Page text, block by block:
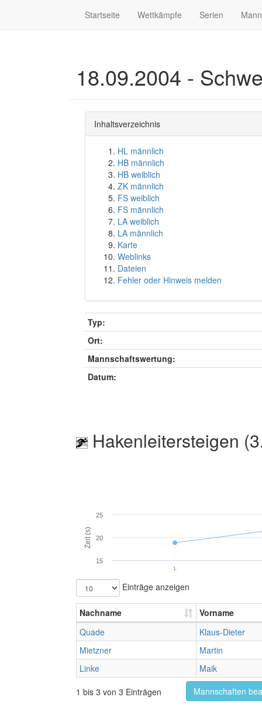
Startseite Wettkämpfe Serien
18.09.2004 -
Inhaltsverzeichnis
HL männlich
HB männlich
HB weiblich
ZK männlich
FS weiblich
FS männlich
LA weiblich
LA männlich
Karte
Weblinks
Dateien
Fehler oder Hinweis melden
Typ:
Ort:
Mannschaftswertung:
Datum:
Hakenleitersteigen
Zeit (s)
1.
15
20
25
Einträge anzeigen
Nachname
Vorname
Quade
Klaus-Dieter
Mietzner
Martin
Linke
Maik
1 bis 3 von 3 Einträgen
Mannschaften